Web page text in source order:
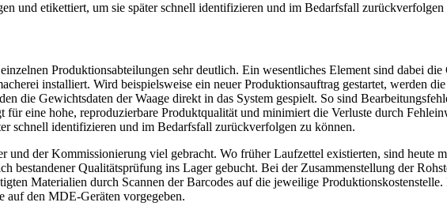
und etikettiert, um sie später schnell identifizieren und im Bedarfsfall zurückverfolgen
Produktionsabteilungen sehr deutlich. Ein wesentliches Element sind dabei
installiert. Wird beispielsweise ein neuer Produktionsauftrag gestartet, werden
die Gewichtsdaten der Waage direkt in das System gespielt. So sind
für eine hohe, reproduzierbare Produktqualität und minimiert die Verluste durch
schnell identifizieren und im Bedarfsfall zurückverfolgen zu können.
der Kommissionierung viel gebracht. Wo früher Laufzettel existierten, sind heute
bestandener Qualitätsprüfung ins Lager gebucht. Bei der Zusammenstellung der
Materialien durch Scannen der Barcodes auf die jeweilige
auf den MDE-Geräten vorgegeben.